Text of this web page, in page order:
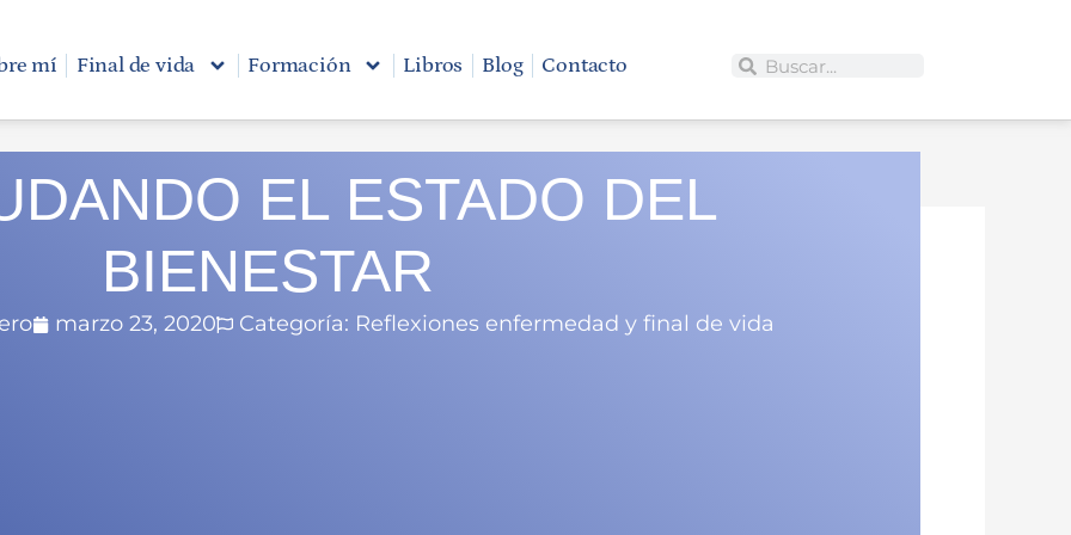
mí Final de vida Formación Libros Blog Contacto Buscar
Buscar
EL ESTADO DEL
BIENESTAR
marzo 23, 2020 Categoría: Reflexiones enfermedad y final de vida